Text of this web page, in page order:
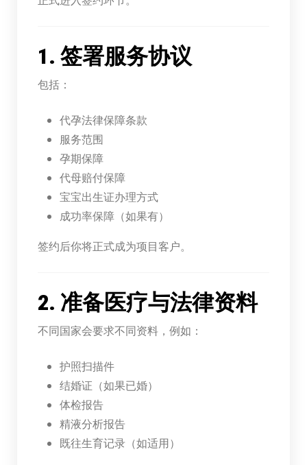
1. 签署服务协议
包括：
代孕法律保障条款
服务范围
孕期保障
代母赔付保障
宝宝出生证办理方式
成功率保障（如果有）
签约后你将正式成为项目客户。
2. 准备医疗与法律资料
不同国家会要求不同资料，例如：
护照扫描件
结婚证（如果已婚）
体检报告
精液分析报告
既往生育记录（如适用）